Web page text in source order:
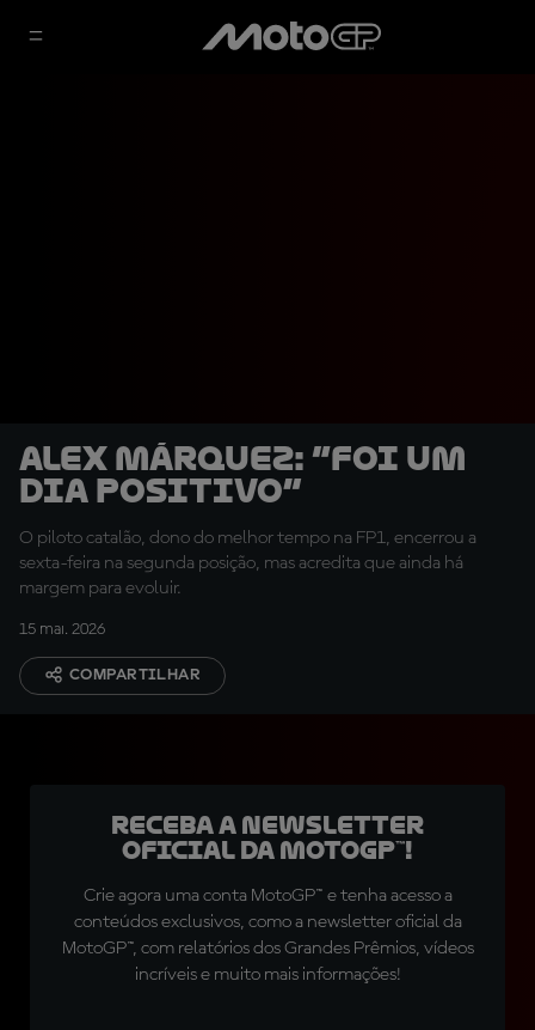
Alex Márquez: “Foi um
dia positivo”
O piloto catalão, dono do melhor tempo na FP1, encerrou a
sexta-feira na segunda posição, mas acredita que ainda há
margem para evoluir.
15 mai. 2026
COMPARTILHAR
Receba a newsletter
oficial da MotoGP™!
Crie agora uma conta MotoGP™ e tenha acesso a
conteúdos exclusivos, como a newsletter oficial da
MotoGP™, com relatórios dos Grandes Prêmios, vídeos
incríveis e muito mais informações!